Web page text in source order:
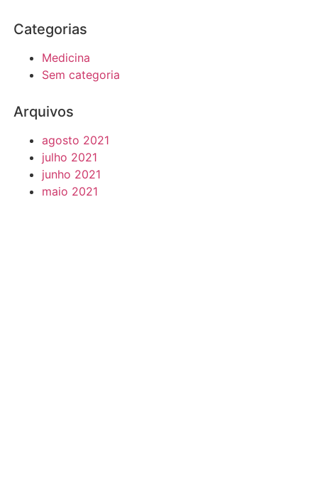
Categorias
Medicina
Sem categoria
Arquivos
agosto 2021
julho 2021
junho 2021
maio 2021